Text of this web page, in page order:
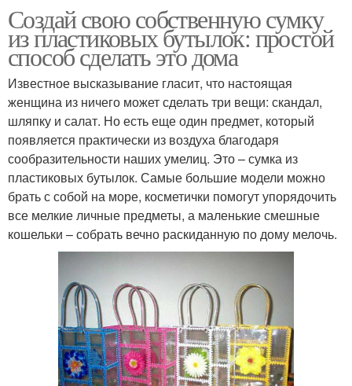
Создай свою собственную сумку
из пластиковых бутылок: простой
способ сделать это дома
Известное высказывание гласит, что настоящая
женщина из ничего может сделать три вещи: скандал,
шляпку и салат. Но есть еще один предмет, который
появляется практически из воздуха благодаря
сообразительности наших умелиц. Это – сумка из
пластиковых бутылок. Самые большие модели можно
брать с собой на море, косметички помогут упорядочить
все мелкие личные предметы, а маленькие смешные
кошельки – собрать вечно раскиданную по дому мелочь.